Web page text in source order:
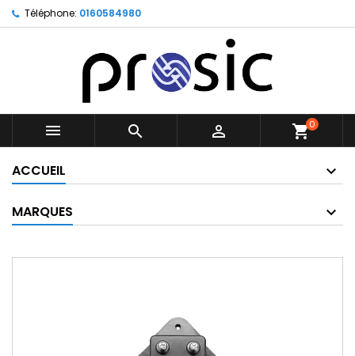
Téléphone: 0160584980
   shopping_cart0
ACCUEIL
MARQUES